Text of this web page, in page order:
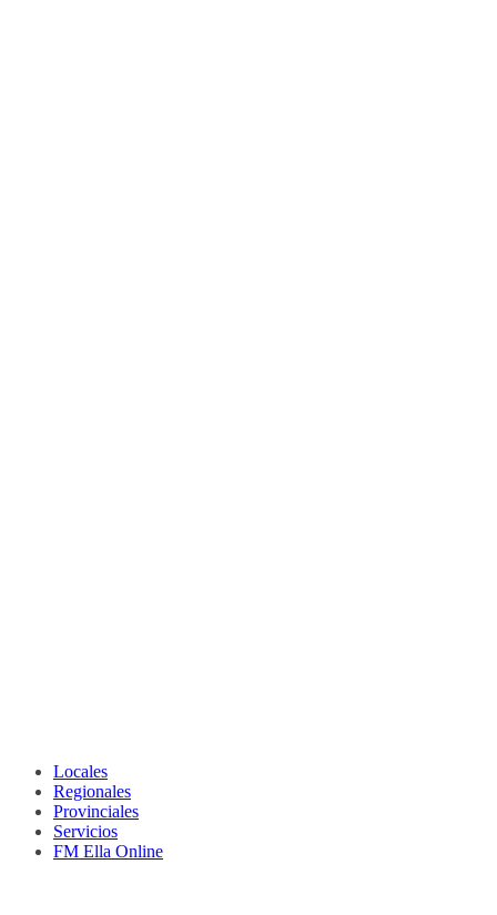
Locales
Regionales
Provinciales
Servicios
FM Ella Online